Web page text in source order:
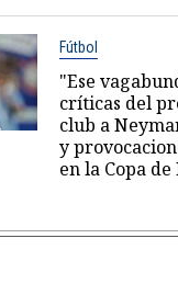
Fútbol
"Ese
críticas del
club a
y
en la Copa